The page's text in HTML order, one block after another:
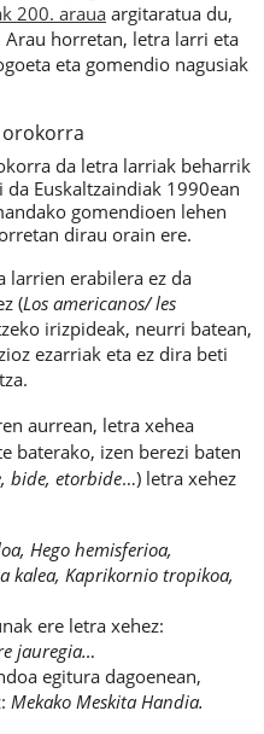
200. araua argitaratua du,
horretan, letra larri eta
eta gomendio nagusiak
orokorra
da letra larriak beharrik
Euskaltzaindiak 1990ean
gomendioen lehen
dirau orain ere.
larrien erabilera ez da
(Los americanos/ les
irizpideak, neurri batean,
ezarriak eta ez dira beti
aurrean, letra xehea
baterako, izen berezi baten
bide, etorbide…) letra xehez
Hego hemisferioa,
kalea, Kaprikornio tropikoa,
ere letra xehez:
jauregia…
egitura dagoenean,
Mekako Meskita Handia.